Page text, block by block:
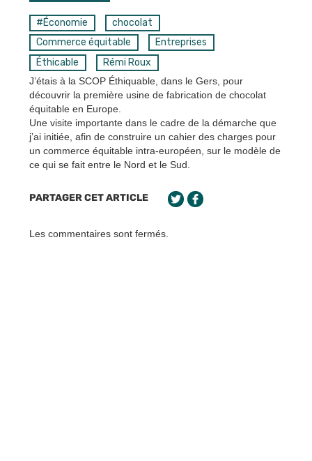
#Économie
chocolat
Commerce équitable
Entreprises
Éthicable
Rémi Roux
J’étais à la SCOP Éthiquable, dans le Gers, pour
découvrir la première usine de fabrication de chocolat
équitable en Europe.
Une visite importante dans le cadre de la démarche que
j’ai initiée, afin de construire un cahier des charges pour
un commerce équitable intra-européen, sur le modèle de
ce qui se fait entre le Nord et le Sud.
PARTAGER CET ARTICLE
Les commentaires sont fermés.